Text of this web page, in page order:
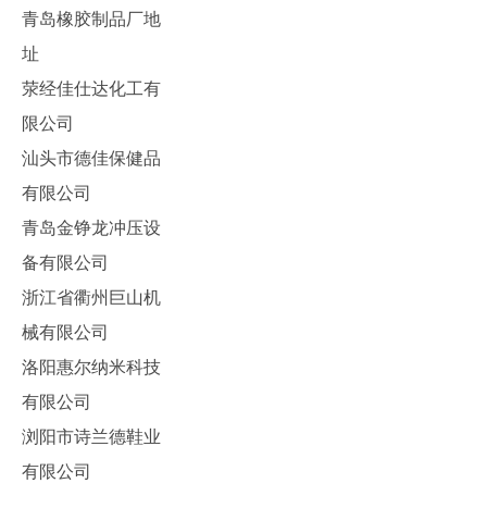
青岛橡胶制品厂地
址
荥经佳仕达化工有
限公司
汕头市德佳保健品
有限公司
青岛金铮龙冲压设
备有限公司
浙江省衢州巨山机
械有限公司
洛阳惠尔纳米科技
有限公司
浏阳市诗兰德鞋业
有限公司